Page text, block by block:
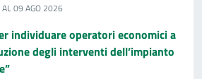
09 AGO 2026
individuare operatori economici a
degli interventi dell’impianto